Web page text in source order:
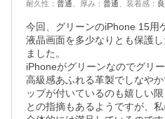
耐久性 ： 普通 厚み ： 普通 装着感 ：
今回、グリーンのiPhone 15用
液晶画面を多少なりとも保護
ました。
iPhoneがグリーンなのでグリ
高級感あふれる革製でしなや
ップが付いているのも嬉しい
との指摘もあるようですが、